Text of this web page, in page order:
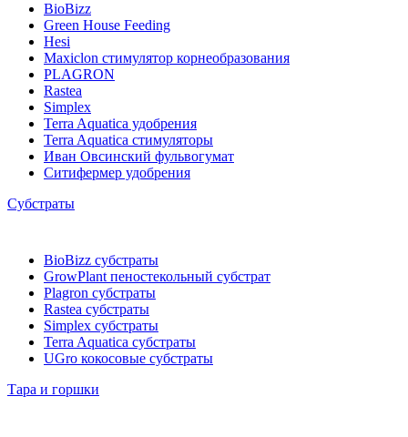
BioBizz
Green House Feeding
Hesi
Maxiclon стимулятор корнеобразования
PLAGRON
Rastea
Simplex
Terra Aquatica удобрения
Terra Aquatica стимуляторы
Иван Овсинский фульвогумат
Ситифермер удобрения
Субстраты
BioBizz cубстраты
GrowPlant пеностекольный субстрат
Plagron cубстраты
Rastea cубстраты
Simplex cубстраты
Terra Aquatica cубстраты
UGro кокосовые субстраты
Тара и горшки